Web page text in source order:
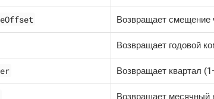
Возвращает смещение
Возвращает годовой
Возвращает квартал
Возвращает месячный